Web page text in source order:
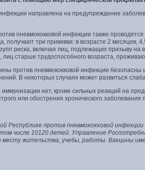
направлена на предупреждение
пневмококковой инфекции также
получают три прививки: в возрасте 2 месяцев,
риска, включая лиц, подлежащих призыву
лиц старше трудоспособного возраста,
против пневмококковой инфекции
В некоторых случаях может развиться
нет, кроме сильных реакций на
или обострения хронического
Республике против пневмококковой
том числе 10120 детей. Управление
месту жительства, учебы, работы. Вакцины